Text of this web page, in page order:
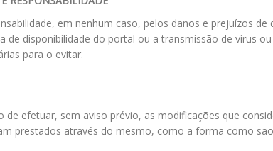
em nenhum caso, pelos danos e prejuízos
de disponibilidade do portal ou a transmissão de vírus
para o evitar.
de efetuar, sem aviso prévio, as modificações que
prestados através do mesmo, como a forma como